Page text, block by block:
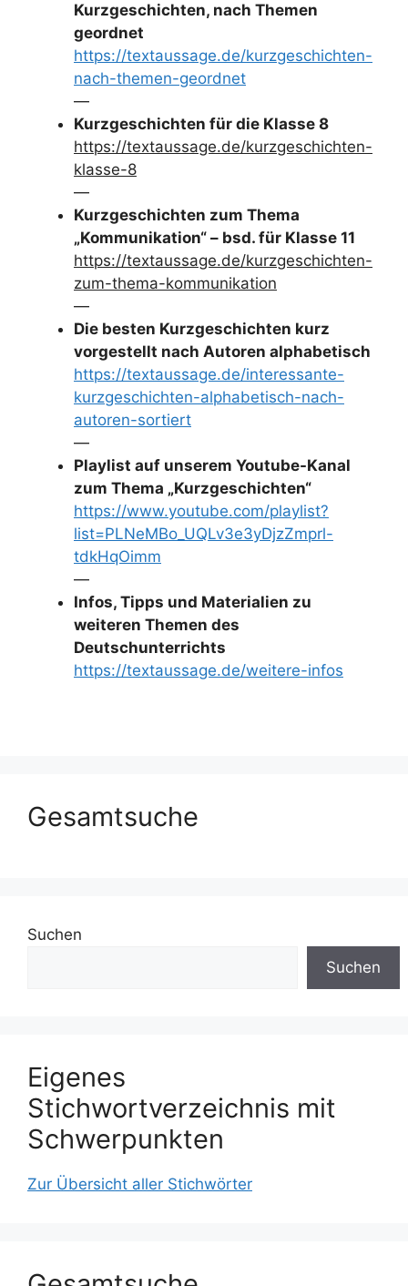
Kurzgeschichten, nach Themen
geordnet
https://textaussage.de/kurzgeschichten-
nach-themen-geordnet
—
Kurzgeschichten für die Klasse 8
https://textaussage.de/kurzgeschichten-
klasse-8
—
Kurzgeschichten zum Thema
„Kommunikation“ – bsd. für Klasse 11
https://textaussage.de/kurzgeschichten-
zum-thema-kommunikation
—
Die besten Kurzgeschichten kurz
vorgestellt nach Autoren alphabetisch
https://textaussage.de/interessante-
kurzgeschichten-alphabetisch-nach-
autoren-sortiert
—
Playlist auf unserem Youtube-Kanal
zum Thema „Kurzgeschichten“
https://www.youtube.com/playlist?
list=PLNeMBo_UQLv3e3yDjzZmprl-
tdkHqOimm
—
Infos, Tipps und Materialien zu
weiteren Themen des
Deutschunterrichts
https://textaussage.de/weitere-infos
Gesamtsuche
Suchen
Suchen
Eigenes
Stichwortverzeichnis mit
Schwerpunkten
Zur Übersicht aller Stichwörter